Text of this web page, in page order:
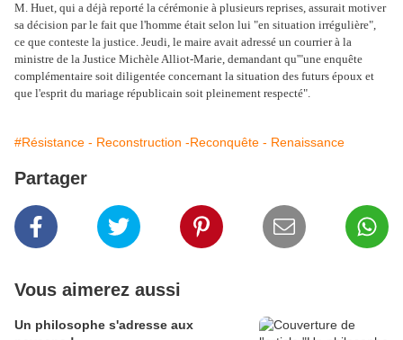
M. Huet, qui a déjà reporté la cérémonie à plusieurs reprises, assurait motiver
sa décision par le fait que l'homme était selon lui "en situation irrégulière",
ce que conteste la justice. Jeudi, le maire avait adressé un courrier à la
ministre de la Justice Michèle Alliot-Marie, demandant qu'"une enquête
complémentaire soit diligentée concernant la situation des futurs époux et
que l'esprit du mariage républicain soit pleinement respecté".
#Résistance - Reconstruction -Reconquête - Renaissance
Partager
Vous aimerez aussi
Un philosophe s'adresse aux